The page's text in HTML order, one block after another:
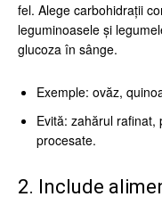
fel. Alege carbohidrații
leguminoasele și
glucoza în sânge.
Exemple: ovăz,
Evită: zahărul rafinat,
procesate.
2. Include